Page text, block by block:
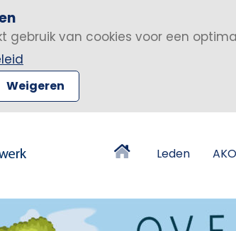
gebruik van cookies voor een
Weigeren
Leden